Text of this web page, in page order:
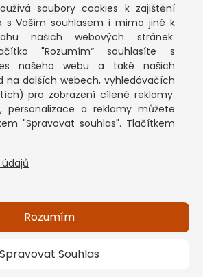
a informace cookies
soubory cookies k zajištění
s Vaším souhlasem i mimo jiné k
našich webových stránek.
"Rozumím“ souhlasíte s
našeho webu a také našich
na dalších webech, vyhledávačích
pro zobrazení cílené reklamy.
personalizace a reklamy můžete
"Spravovat souhlas". Tlačítkem
Rozumím
Spravovat Souhlas